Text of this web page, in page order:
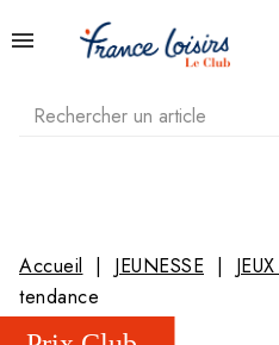
Accueil JEUNESSE
tendance